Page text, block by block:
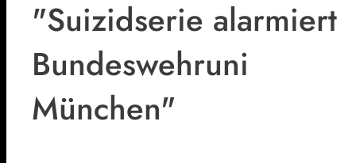
"Suizidserie alarmiert
Bundeswehruni
München"